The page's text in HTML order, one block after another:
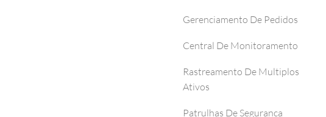
Gerenciamento De Pedidos
Central De Monitoramento
Rastreamento De Multiplos
Ativos
Patrulhas De Seguranca